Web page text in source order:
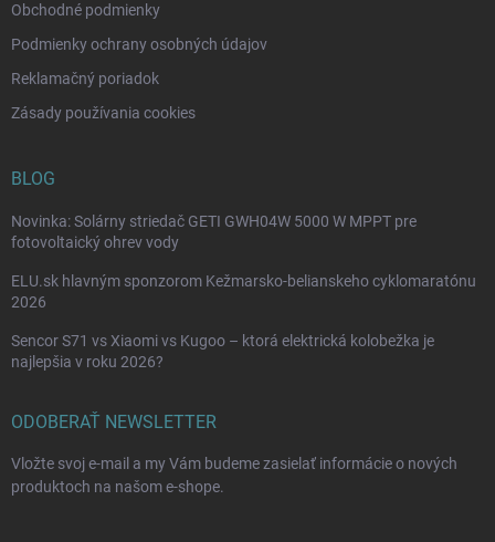
Obchodné podmienky
Podmienky ochrany osobných údajov
Reklamačný poriadok
Zásady používania cookies
BLOG
Novinka: Solárny striedač GETI GWH04W 5000 W MPPT pre
fotovoltaický ohrev vody
ELU.sk hlavným sponzorom Kežmarsko-belianskeho cyklomaratónu
2026
Sencor S71 vs Xiaomi vs Kugoo – ktorá elektrická kolobežka je
najlepšia v roku 2026?
ODOBERAŤ NEWSLETTER
Vložte svoj e-mail a my Vám budeme zasielať informácie o nových
produktoch na našom e-shope.